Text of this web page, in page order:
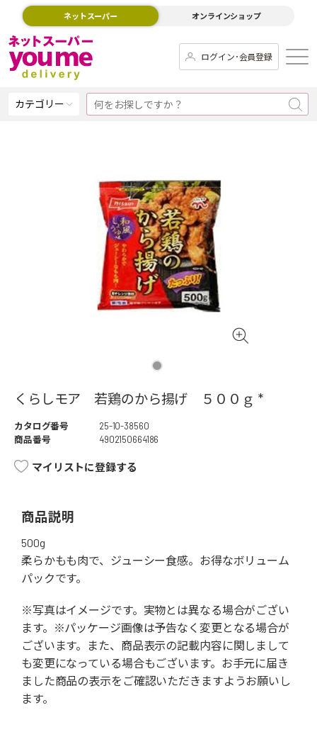
ネットスーパー オンラインショップ
ログイン･会員登録
カテゴリー
くらしモア 若鶏のから揚げ ５００ｇ *
カタログ番号
25-10-38560
商品番号
4902150664186
マイリストに登録する
商品説明
500g
柔らかもも肉で、ジューシー食感。お得なボリューム
パックです。
※写真はイメージです。実物とは異なる場合がござい
ます。※パッケージ画像は予告なく変更となる場合が
ございます。また、商品表示の記載内容に関しまして
も変更になっている場合もございます。お手元に届き
ました商品の表示をご確認いただきますようお願いし
ます。